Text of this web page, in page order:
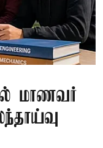
மாணவர்